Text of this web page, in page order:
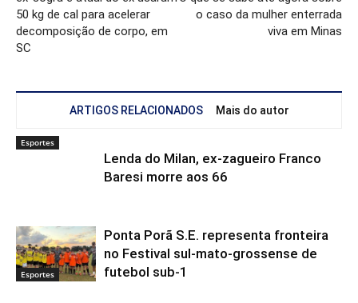
50 kg de cal para acelerar
decomposição de corpo, em
SC
o caso da mulher enterrada
viva em Minas
ARTIGOS RELACIONADOS Mais do autor
Esportes
Lenda do Milan, ex-zagueiro Franco
Baresi morre aos 66
Esportes
Ponta Porã S.E. representa fronteira
no Festival sul-mato-grossense de
futebol sub-1